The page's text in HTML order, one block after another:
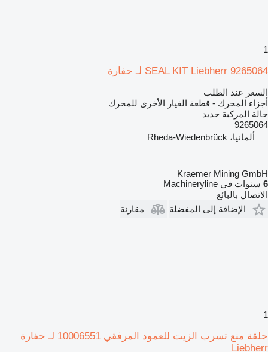
1
SEAL KIT Liebherr 9265064 لـ حفارة
السعر عند الطلب
أجزاء المحرك - قطعة الغيار الأخرى للمحرك
حالة المركبة جديد
9265064
ألمانيا، Rheda-Wiedenbrück
Kraemer Mining GmbH
6 سنوات في Machineryline
الاتصال بالبائع
الإضافة إلى المفضلة
مقارنة
1
حلقة منع تسرب الزيت للعمود المرفقي 10006551 لـ حفارة
Liebherr